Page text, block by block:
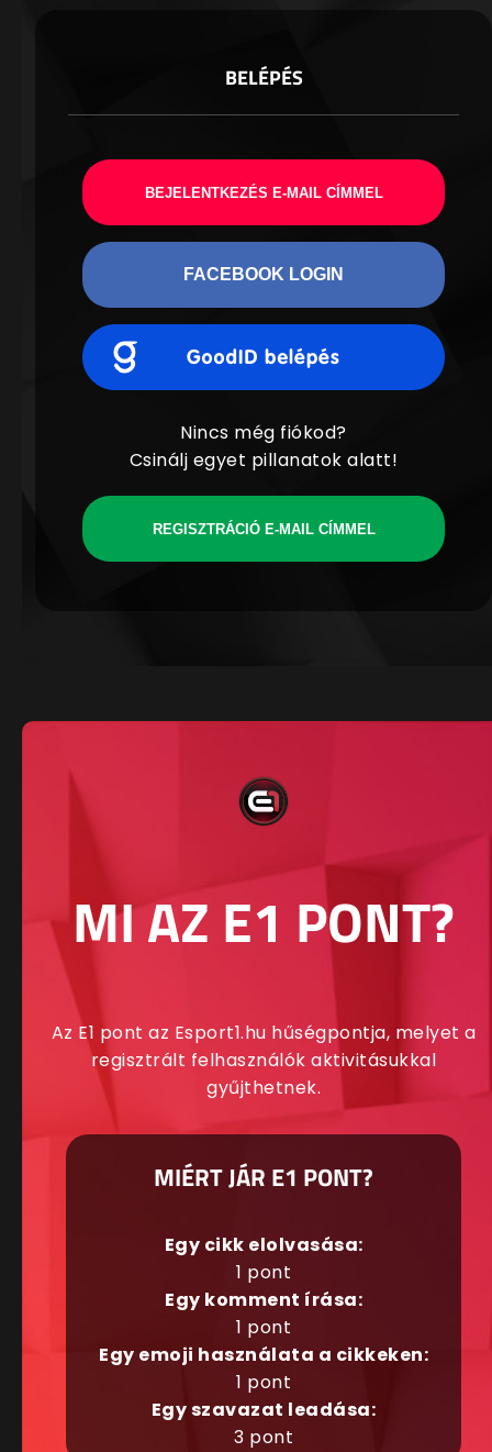
BELÉPÉS
BEJELENTKEZÉS E-MAIL CÍMMEL
FACEBOOK LOGIN
Nincs még fiókod?
Csinálj egyet pillanatok alatt!
REGISZTRÁCIÓ E-MAIL CÍMMEL
MI AZ E1 PONT?
Az E1 pont az Esport1.hu hűségpontja, melyet a
regisztrált felhasználók aktivitásukkal
gyűjthetnek.
MIÉRT JÁR E1 PONT?
Egy cikk elolvasása:
1 pont
Egy komment írása:
1 pont
Egy emoji használata a cikkeken:
1 pont
Egy szavazat leadása:
3 pont